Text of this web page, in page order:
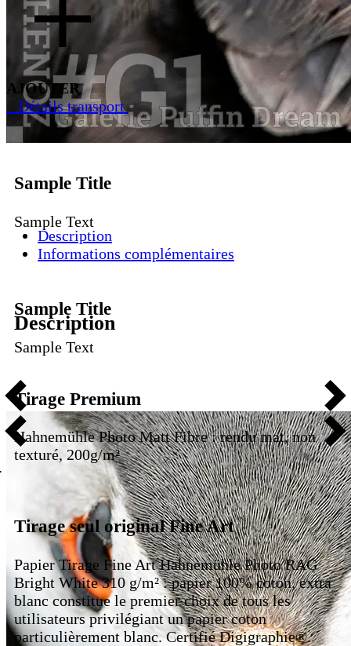
Sample Title
Sample Text
Sample Title
Sample Text
AJOUTER
Détails transport
Description
Informations complémentaires
Description
Tirage Premium
Hahnemühle Photo Matt Fibre : rendu mat, non
texturé, 200g/m²
Tirage seul original Fine Art
Papier Tirage Fine Art Hahnemühle Photo RAG
Bright White 310 g/m² : papier 100% coton, extra
blanc constitue le premier choix de tous les
utilisateurs privilégiant un papier coton
particulièrement blanc. Certifié Digigraphie®.